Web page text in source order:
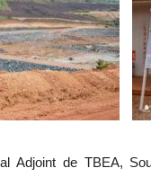
Adjoint de TBEA,